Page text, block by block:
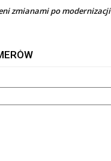
zmianami po modernizacji